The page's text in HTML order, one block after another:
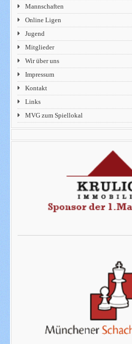
Mannschaften
Online Ligen
Jugend
Mitglieder
Wir über uns
Impressum
Kontakt
Links
MVG zum Spiellokal